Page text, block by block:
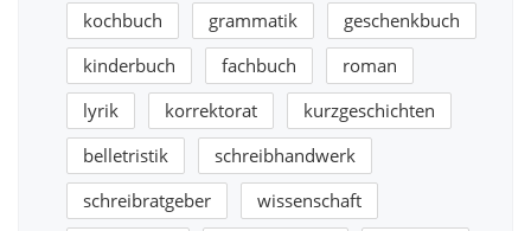
kochbuch
grammatik
geschenkbuch
kinderbuch
fachbuch
roman
lyrik
korrektorat
kurzgeschichten
belletristik
schreibhandwerk
schreibratgeber
wissenschaft